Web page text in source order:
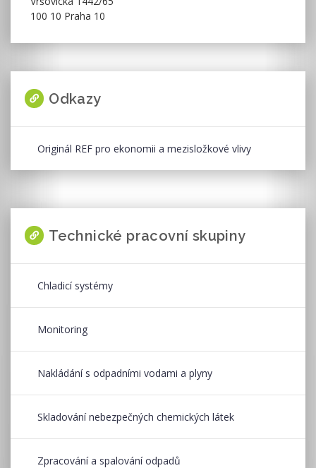
100 10 Praha 10
Odkazy
Originál REF pro ekonomii a mezisložkové vlivy
Technické pracovní skupiny
Chladicí systémy
Monitoring
Nakládání s odpadními vodami a plyny
Skladování nebezpečných chemických látek
Zpracování a spalování odpadů